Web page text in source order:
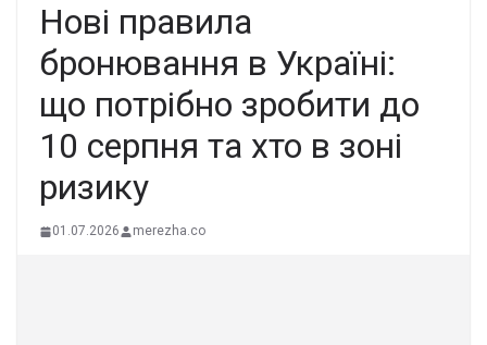
Нові правила
бронювання в Україні:
що потрібно зробити до
10 серпня та хто в зоні
ризику
01.07.2026 merezha.co